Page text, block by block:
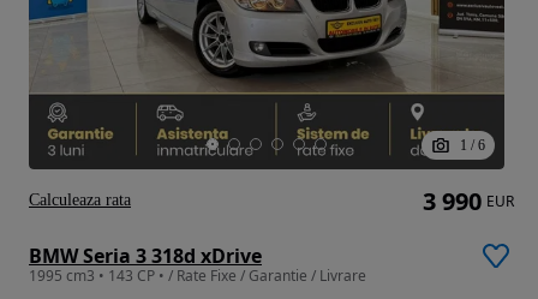
1 / 6
BMW Seria 3 318d xDrive
1995 cm3 • 143 CP • / Rate Fixe / Garantie / Livrare
3 990 EUR
Calculeaza rata